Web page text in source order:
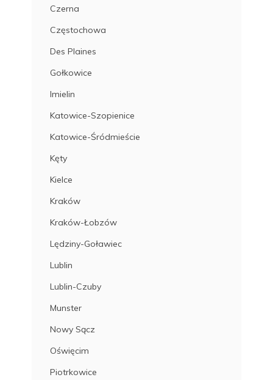
Czerna
Częstochowa
Des Plaines
Gołkowice
Imielin
Katowice-Szopienice
Katowice-Śródmieście
Kęty
Kielce
Kraków
Kraków-Łobzów
Lędziny-Goławiec
Lublin
Lublin-Czuby
Munster
Nowy Sącz
Oświęcim
Piotrkowice